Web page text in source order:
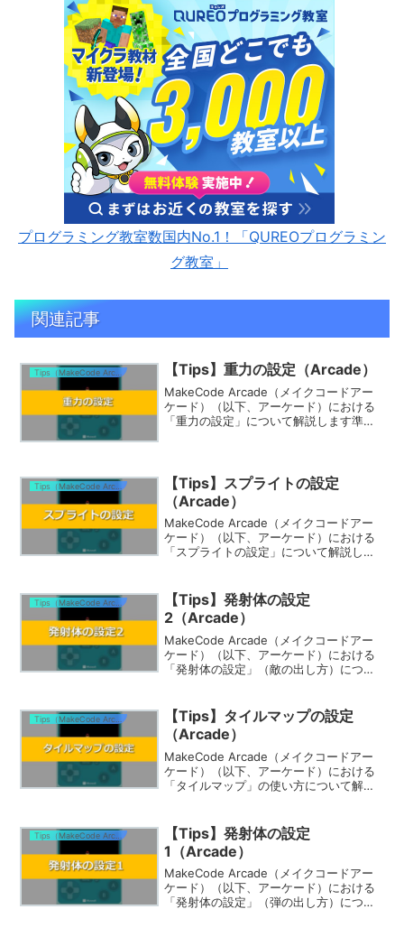
プログラミング教室数国内No.1！「QUREOプログラミン
グ教室」
関連記事
Tips（MakeCode Arcade） 【Tips】重力の設定（Arcade）
MakeCode Arcade（メイクコードアー
ケード）（以下、アーケード）における
「重力の設定」について解説します準備
て...
Tips（MakeCode Arcade）
【Tips】スプライトの設定
（Arcade）
MakeCode Arcade（メイクコードアー
ケード）（以下、アーケード）における
「スプライトの設定」について解説しま
きた画面の上にある「Edit Code」ボタン
を...
Tips（MakeCode Arcade）
【Tips】発射体の設定
2（Arcade）
MakeCode Arcade（メイクコードアー
ケード）（以下、アーケード）における
「発射体の設定」（敵の出し方）につい
い。出てきた画面の上にある「Edit
Code...
Tips（MakeCode Arcade）
【Tips】タイルマップの設定
（Arcade）
MakeCode Arcade（メイクコードアー
ケード）（以下、アーケード）における
「タイルマップ」の使い方について解説
イル」を組み合わせて、「タイルマッ
プ」を作ります...
Tips（MakeCode Arcade）
【Tips】発射体の設定
1（Arcade）
MakeCode Arcade（メイクコードアー
ケード）（以下、アーケード）における
「発射体の設定」（弾の出し方）につい